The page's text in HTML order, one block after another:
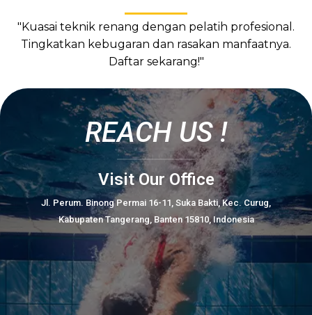
"Kuasai teknik renang dengan pelatih profesional.
Tingkatkan kebugaran dan rasakan manfaatnya.
Daftar sekarang!"
REACH US !
Visit Our Office
Jl. Perum. Binong Permai 16-11, Suka Bakti, Kec. Curug,
Kabupaten Tangerang, Banten 15810, Indonesia